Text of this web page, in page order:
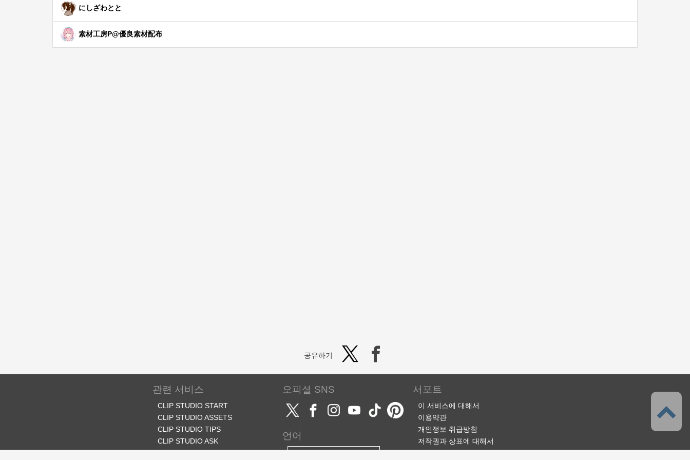
にしざわとと
素材工房P@優良素材配布
공유하기
관련 서비스
CLIP STUDIO START
CLIP STUDIO ASSETS
CLIP STUDIO TIPS
CLIP STUDIO ASK
오피셜 SNS
언어
서포트
이 서비스에 대해서
이용약관
개인정보 취급방침
저작권과 상표에 대해서